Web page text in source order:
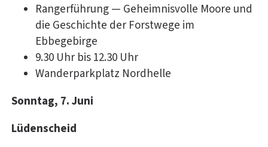
Rangerführung — Geheimnisvolle Moore und
die Geschichte der Forstwege im
Ebbegebirge
9.30 Uhr bis 12.30 Uhr
Wanderparkplatz Nordhelle
Sonntag, 7. Juni
Lüdenscheid